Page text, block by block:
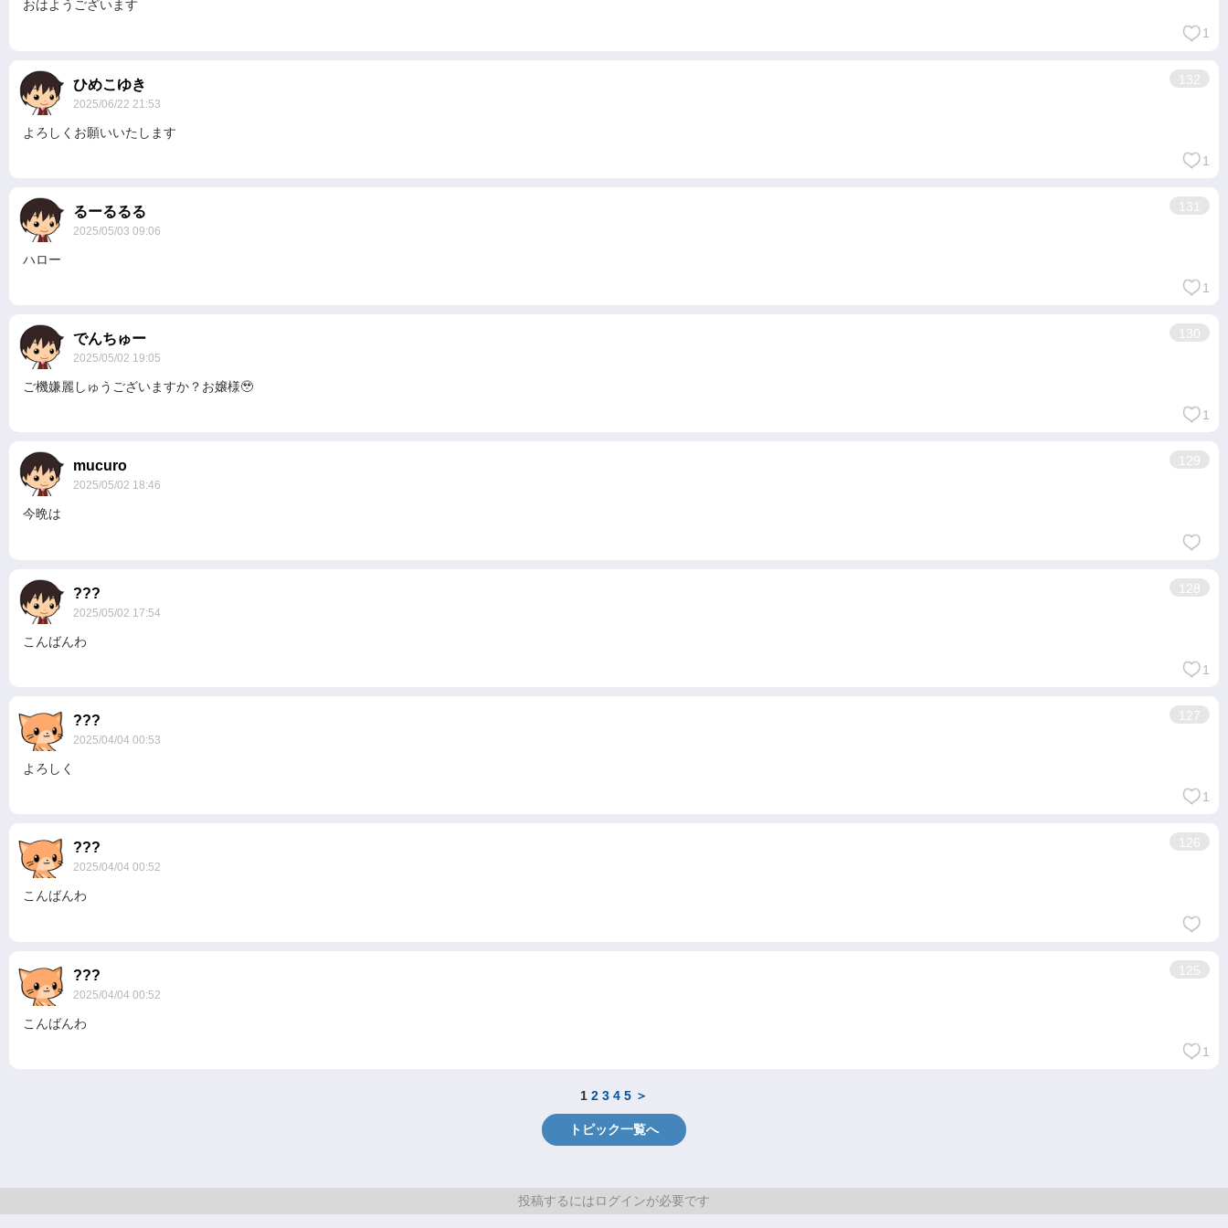
おはようございます
1
ひめこゆき
2025/06/22 21:53
132
よろしくお願いいたします
1
るーるるる
2025/05/03 09:06
131
ハロー
1
でんちゅー
2025/05/02 19:05
130
ご機嫌麗しゅうございますか？お嬢様🥹
1
mucuro
2025/05/02 18:46
129
今晩は
???
2025/05/02 17:54
128
こんばんわ
1
???
2025/04/04 00:53
127
よろしく
1
???
2025/04/04 00:52
126
こんばんわ
???
2025/04/04 00:52
125
こんばんわ
1
1 2 3 4 5 ＞
トピック一覧へ
投稿するにはログインが必要です